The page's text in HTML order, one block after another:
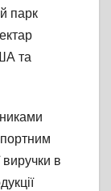
парк
та
виручки в